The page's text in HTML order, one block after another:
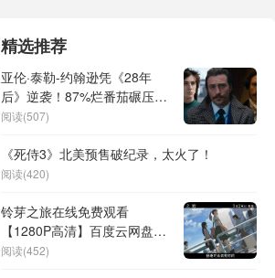
精选推荐
亚伦·泰勒-约翰逊凭《28年
后》逆袭！87%烂番茄碾压漫
威滑铁卢
阅读(507)
《死侍3》北美预售破纪录，太火了！
阅读(420)
铃芽之旅在线免费观看
【1280P高清】百度云网盘资
源下载
阅读(452)